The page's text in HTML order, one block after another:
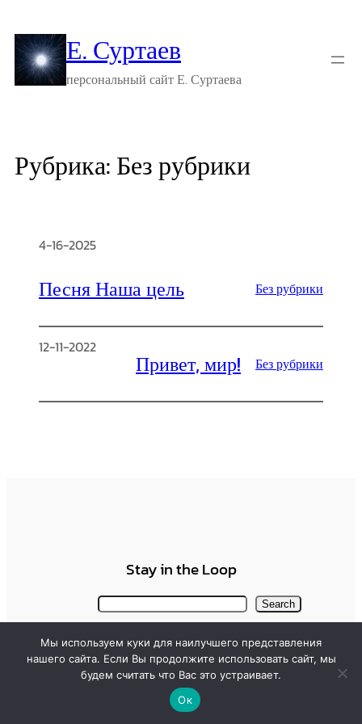
содержимомуЕ. Суртаев
персональный сайт Е. Суртаева
Рубрика:Без рубрики
4-16-2025
Песня Наша цель Без рубрики
12-11-2022
Привет, мир! Без рубрики
Stay in the Loop
Search
Copyright © 2024 | esurtaev.vch.academy
Мы используем куки для наилучшего представления
нашего сайта. Если Вы продолжите использовать сайт, мы
будем считать что Вас это устраивает.
Ок